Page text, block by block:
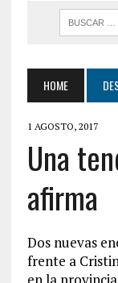
HOME
1 AGOSTO, 2017
Una
afirma
Dos nuevas
frente a